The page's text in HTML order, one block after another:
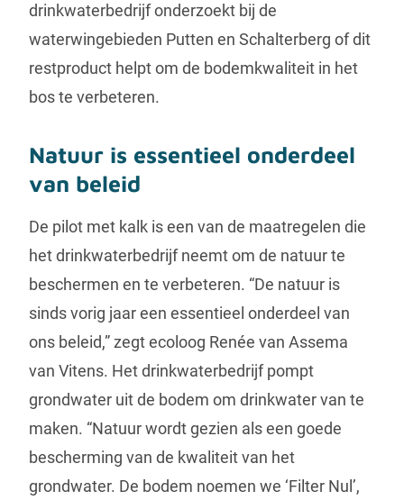
drinkwaterbedrijf onderzoekt bij de
waterwingebieden Putten en Schalterberg of dit
restproduct helpt om de bodemkwaliteit in het
bos te verbeteren.
Natuur is essentieel onderdeel
van beleid
De pilot met kalk is een van de maatregelen die
het drinkwaterbedrijf neemt om de natuur te
beschermen en te verbeteren. “De natuur is
sinds vorig jaar een essentieel onderdeel van
ons beleid,” zegt ecoloog Renée van Assema
van Vitens. Het drinkwaterbedrijf pompt
grondwater uit de bodem om drinkwater van te
maken. “Natuur wordt gezien als een goede
bescherming van de kwaliteit van het
grondwater. De bodem noemen we ‘Filter Nul’,